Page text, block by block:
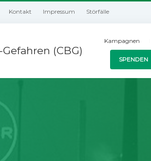
Kontakt Impressum Störfälle
(CBG)
Kampagnen
SPENDEN